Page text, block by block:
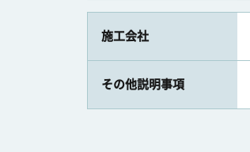
施工会社
その他説明事項